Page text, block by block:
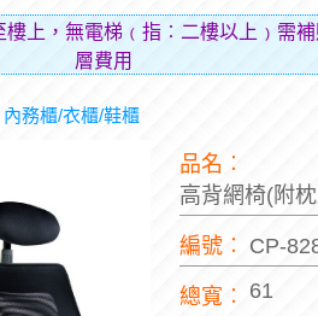
樓上，無電梯﹙指︰二樓以上﹚需
層費用（貼補
內務櫃/衣櫃/鞋櫃
品名︰
高背網椅(附
編號︰ CP-
總寬︰ 61